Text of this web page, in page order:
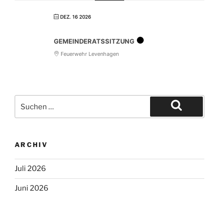
DEZ. 16 2026
GEMEINDERATSSITZUNG
Feuerwehr Levenhagen
ARCHIV
Juli 2026
Juni 2026